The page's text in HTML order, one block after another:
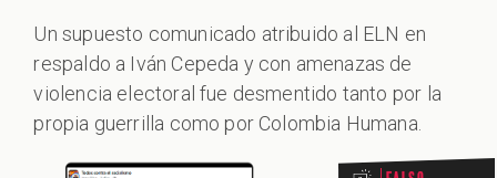
Un supuesto comunicado atribuido al ELN en
respaldo a Iván Cepeda y con amenazas de
violencia electoral fue desmentido tanto por la
propia guerrilla como por Colombia Humana.